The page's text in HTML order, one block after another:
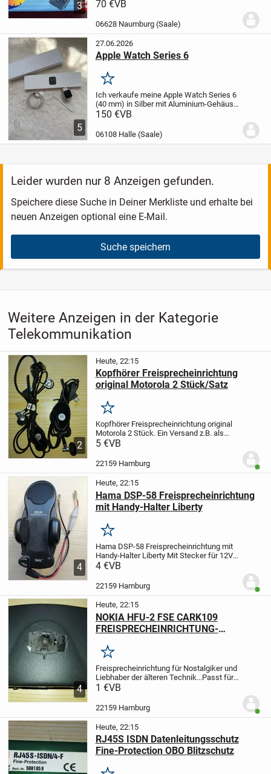
3
guter Zustand
Rückgaberecht!Der Verkauf erfolgt unter
70 €VB
06628 Naumburg (Saale)
5
27.06.2026
Apple Watch Series 6
Merken
Ich verkaufe meine Apple Watch Series 6
(40 mm) in Silber mit Aluminium-Gehäuse
und weißem Sportarmband.
pfleglich behandelt. Der Batteriezustand...
150 €VB
06108 Halle (Saale)
Leider wurden nur 8 Anzeigen gefunden.
Speichere diese Suche in Deiner Merkliste und erhalte bei
neuen Anzeigen optional eine E-Mail.
Suche speichern
Weitere Anzeigen in der Kategorie
Telekommunikation
2
Heute, 22:15
Kopfhörer Freisprecheinrichtung
original Motorola 2 Stück/Satz
Merken
Kopfhörer Freisprecheinrichtung original
Motorola 2 Stück. Ein Versand z.B. als
kostengünstiger Brief/Warensendung ist
zahlen!Der Artikel ist...
5 €VB
22159 Hamburg
4
Heute, 22:15
Hama DSP-58 Freisprecheinrichtung
mit Handy-Halter Liberty
Merken
Hama DSP-58 Freisprecheinrichtung mit
Handy-Halter Liberty Mit Stecker für 12V
Anschluß
freigeben.Für Ausstellungen, als...
4 €VB
22159 Hamburg
4
Heute, 22:15
NOKIA HFU-2 FSE CARK109
FREISPRECHEINRICHTUNG-
Merken
Freisprecheinrichtung für Nostalgiker und
Liebhaber der älteren Technik...Passt für
alle Nokiageräte die kompatibel
realistische Preisvortellungen...
1 €VB
22159 Hamburg
Heute, 22:15
RJ45S ISDN Datenleitungsschutz
Fine-Protection OBO Blitzschutz